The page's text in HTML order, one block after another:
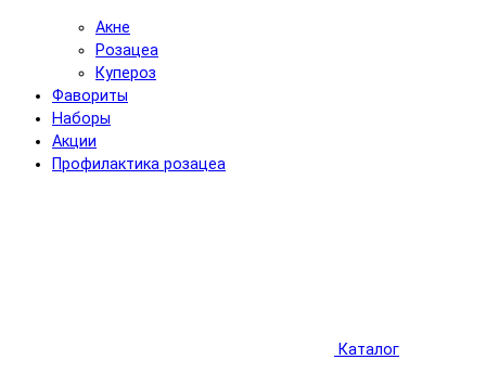
Акне
Розацеа
Купероз
Фавориты
Наборы
Акции
Профилактика розацеа
Каталог